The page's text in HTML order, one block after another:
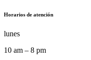
Horarios de atención
lunes
10 am – 8 pm